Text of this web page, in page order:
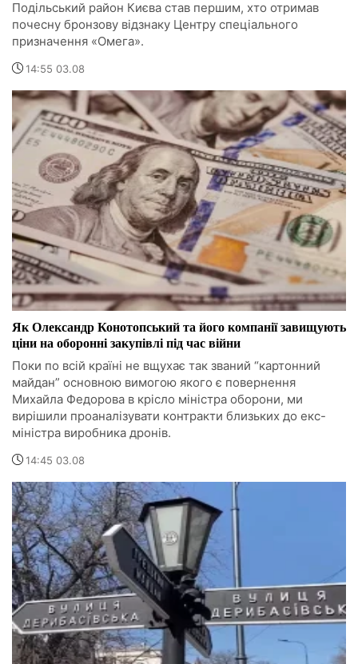
Подільський район Києва став першим, хто отримав
почесну бронзову відзнаку Центру спеціального
призначення «Омега».
14:55 03.08
Як Олександр Конотопський та його компанії завищують
ціни на оборонні закупівлі під час війни
Поки по всій країні не вщухає так званий “картонний
майдан” основною вимогою якого є повернення
Михайла Федорова в крісло міністра оборони, ми
вирішили проаналізувати контракти близьких до екс-
міністра виробника дронів.
14:45 03.08